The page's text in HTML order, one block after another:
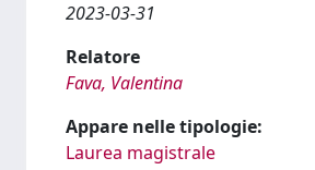
2023-03-31
Relatore
Fava, Valentina
Appare nelle tipologie:
Laurea magistrale